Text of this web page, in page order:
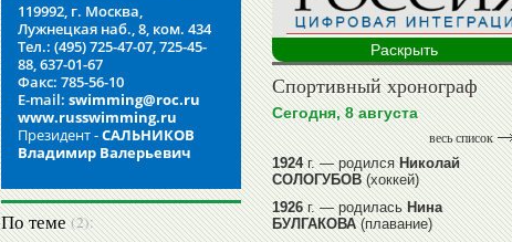
119992, г. Москва,
Лужнецкая наб., 8, ком. 434
Тел.: (495) 725-47-07, 725-45-
88, 637-01-67
Факс: 785-56-10
E-mail: swimming@roc.ru
www.russwimming.ru
Президент -САЛЬНИКОВ
Владимир Валерьевич
По теме(2):
Раскрыть
Спортивный хронограф
Сегодня, 8 августа
весь список
1924г. — родилсяНиколай
СОЛОГУБОВ(хоккей)
1926г. — родиласьНина
БУЛГАКОВА(плавание)